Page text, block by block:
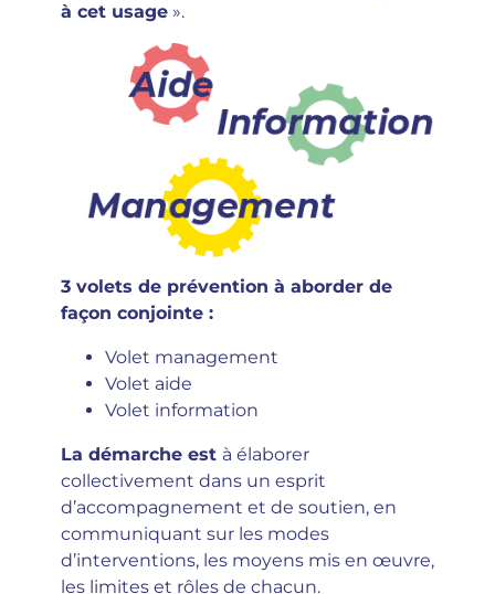
à cet usage ».
3 volets de prévention à aborder de
façon conjointe :
Volet management
Volet aide
Volet information
La démarche est à élaborer
collectivement dans un esprit
d’accompagnement et de soutien, en
communiquant sur les modes
d’interventions, les moyens mis en œuvre,
les limites et rôles de chacun.